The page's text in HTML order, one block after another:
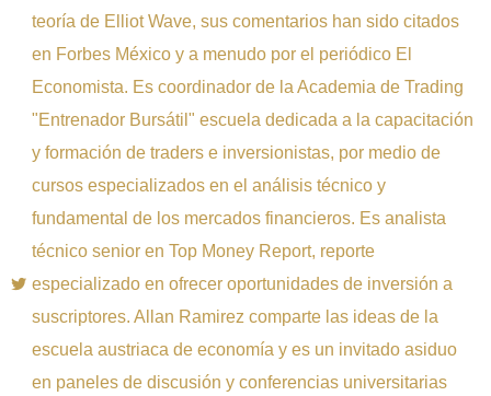
teoría de Elliot Wave, sus comentarios han sido citados
en Forbes México y a menudo por el periódico El
Economista. Es coordinador de la Academia de Trading
"Entrenador Bursátil" escuela dedicada a la capacitación
y formación de traders e inversionistas, por medio de
cursos especializados en el análisis técnico y
fundamental de los mercados financieros. Es analista
técnico senior en Top Money Report, reporte
especializado en ofrecer oportunidades de inversión a
suscriptores. Allan Ramirez comparte las ideas de la
escuela austriaca de economía y es un invitado asiduo
en paneles de discusión y conferencias universitarias